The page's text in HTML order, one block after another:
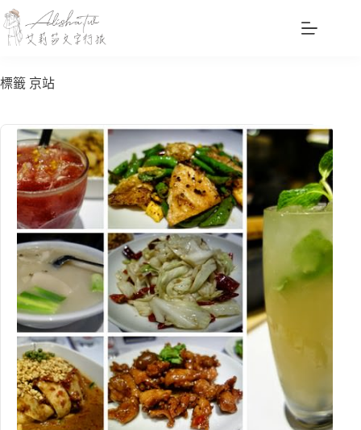
跳
至
主
內
標籤 京站